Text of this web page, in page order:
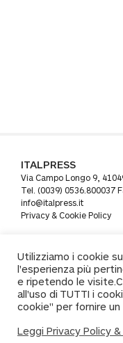
ITALPRESS
Via Campo Longo 9,
Tel. (0039) 0536.800037
info@italpress.it
Privacy & Cookie Policy
Utilizziamo i cookie
l'esperienza più
e ripetendo le
all'uso di TUTTI i
cookie" per fornire
Leggi Privacy Policy